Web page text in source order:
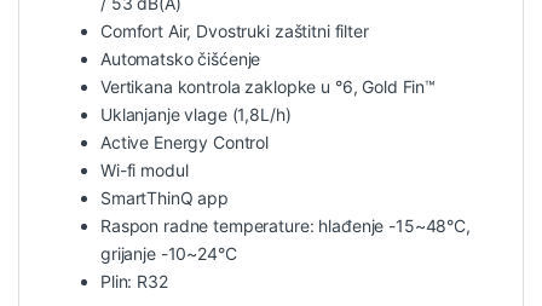
Comfort Air, Dvostruki zaštitni filter
Automatsko čišćenje
Vertikana kontrola zaklopke u °6, Gold Fin™
Uklanjanje vlage (1,8L/h)
Active Energy Control
Wi-fi modul
SmartThinQ app
Raspon radne temperature: hlađenje -15~48°C,
grijanje -10~24°C
Plin: R32